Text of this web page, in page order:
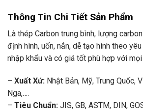
Thông Tin Chi Tiết Sản Phẩm
Là thép Carbon trung bình, lượng
định hình, uốn, nắn, dễ tạo hình theo
nhập khẩu và có giá tốt phù hợp với
– Xuất Xứ: Nhật Bản, Mỹ, Trung Quốc,
Nga,….
– Tiêu Chuẩn: JIS, GB, ASTM, DIN,